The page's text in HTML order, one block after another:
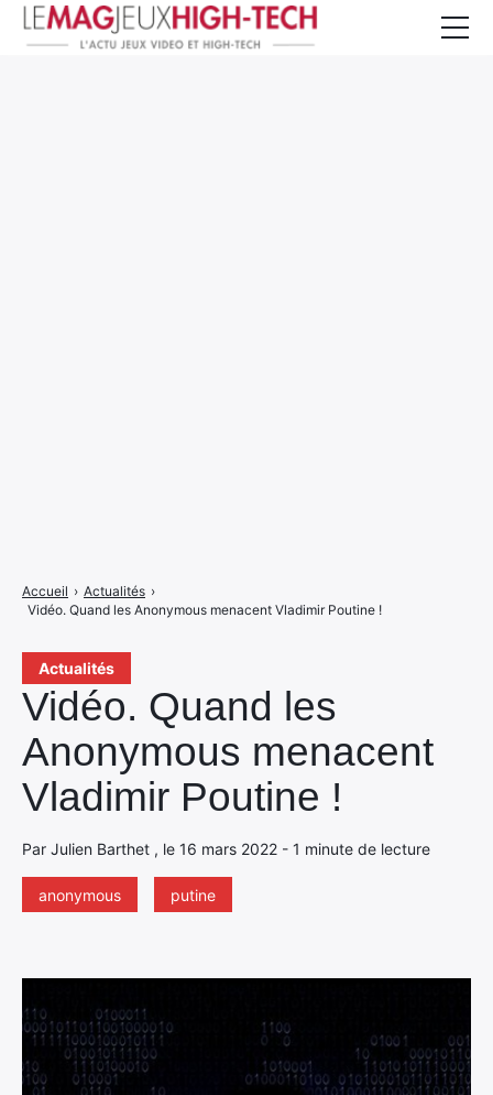
Actualités
Vidéo. Quand les
Anonymous menacent
Vladimir Poutine !
Par Julien Barthet , le 16 mars 2022 - 1 minute de lecture
anonymous putine
Accueil › Actualités ›
Vidéo. Quand les Anonymous menacent Vladimir Poutine !